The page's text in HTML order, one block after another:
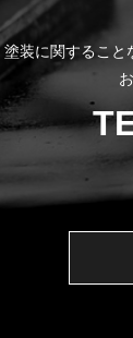
塗装に関すること